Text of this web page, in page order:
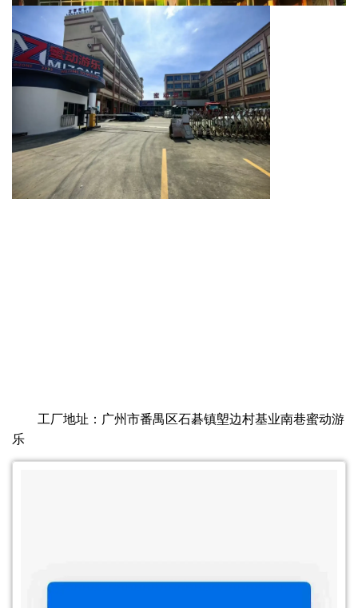
工厂地址：广州市番禺区石碁镇塱边村基业南巷蜜动游
乐